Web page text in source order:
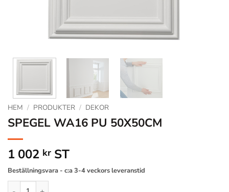
HEM / PRODUKTER / DEKOR
SPEGEL WA16 PU 50X50CM
1 002 kr ST
Beställningsvara - c:a 3-4 veckors leveranstid
SPEGEL WA16 PU 50X50CM mängd